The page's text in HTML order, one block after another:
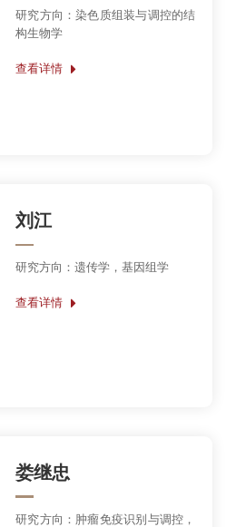
研究方向：染色质组装与调控的结
构生物学
查看详情
刘江
研究方向：遗传学，基因组学
查看详情
娄继忠
研究方向：肿瘤免疫识别与调控，